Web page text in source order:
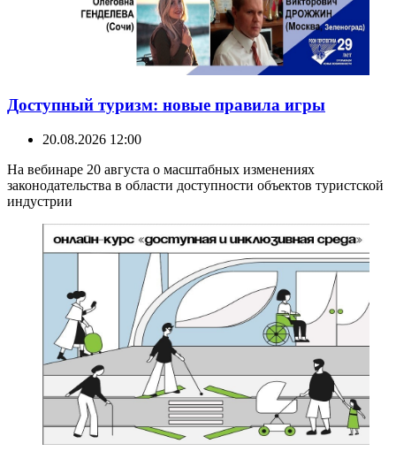
Доступный туризм: новые правила игры
20.08.2026 12:00
На вебинаре 20 августа о масштабных изменениях
законодательства в области доступности объектов туристской
индустрии